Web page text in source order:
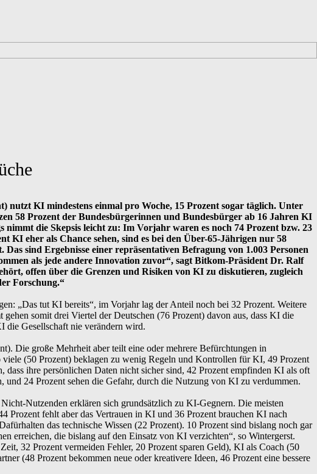
nutzt KI mindestens einmal pro Woche, 15 Prozent sogar täglich. Unter
58 Prozent der Bundesbürgerinnen und Bundesbürger ab 16 Jahren KI
die Skepsis leicht zu: Im Vorjahr waren es noch 74 Prozent bzw. 23
KI eher als Chance sehen, sind es bei den Über-65-Jährigen nur 58
sind Ergebnisse einer repräsentativen Befragung von 1.003 Personen
als jede andere Innovation zuvor“, sagt Bitkom-Präsident Dr. Ralf
offen über die Grenzen und Risiken von KI zu diskutieren, zugleich
Forschung.“
„Das tut KI bereits“, im Vorjahr lag der Anteil noch bei 32 Prozent. Weitere
somit drei Viertel der Deutschen (76 Prozent) davon aus, dass KI die
die Gesellschaft nie verändern wird.
Die große Mehrheit aber teilt eine oder mehrere Befürchtungen in
(50 Prozent) beklagen zu wenig Regeln und Kontrollen für KI, 49 Prozent
ihre persönlichen Daten nicht sicher sind, 42 Prozent empfinden KI als oft
24 Prozent sehen die Gefahr, durch die Nutzung von KI zu verdummen.
Nutzenden erklären sich grundsätzlich zu KI-Gegnern. Die meisten
Prozent fehlt aber das Vertrauen in KI und 36 Prozent brauchen KI nach
das technische Wissen (22 Prozent). 10 Prozent sind bislang noch gar
erreichen, die bislang auf den Einsatz von KI verzichten“, so Wintergerst.
32 Prozent vermeiden Fehler, 20 Prozent sparen Geld), KI als Coach (50
(48 Prozent bekommen neue oder kreativere Ideen, 46 Prozent eine bessere